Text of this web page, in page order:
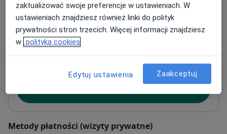
Marenmed
Szamocka 10, Żoliborz, 01-748 Warszawa
Metody płatności (wizyty prywatne)
zaktualizować swoje preferencje w ustawieniach. W
ustawieniach znajdziesz również linki do polityk
prywatności stron trzecich. Więcej informacji znajdziesz
w polityka cookies
Edytuj ustawienia Zaakceptuj